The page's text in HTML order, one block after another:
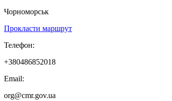
Чорноморськ
Прокласти маршрут
Телефон:
+380486852018
Email:
org@cmr.gov.ua